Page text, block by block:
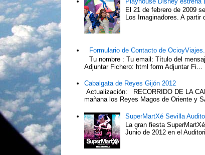
El 21 de febrero de 2009
Los Imaginadores. A
Formulario de Contacto de
Tu nombre : Tu email: Título del
Adjuntar Fichero: html form Adjuntar Fi...
Cabalgata de Reyes Gijón 2012
Actualización: RECORRIDO DE LA
mañana los Reyes Magos de Oriente y
SuperMartXé Sevilla
La gran fiesta
Junio de 2012 en el